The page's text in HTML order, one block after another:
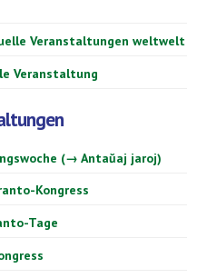
Veranstaltungen weltwelt
Veranstaltung
(→ Antaŭaj jaroj)
Kongress
Tage